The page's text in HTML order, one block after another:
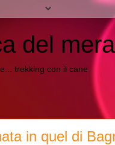
del
trekking con il cane
in quel di